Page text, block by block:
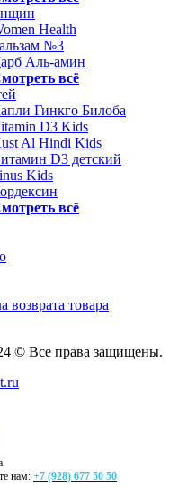
Health
№3
Аль-амин
всё
Гинкго Билоба
D3 Kids
Al Hindi Kids
D3 детский
Kids
всё
возврата товара
© Все права защищены.
нам: +7 (928) 677 50 50